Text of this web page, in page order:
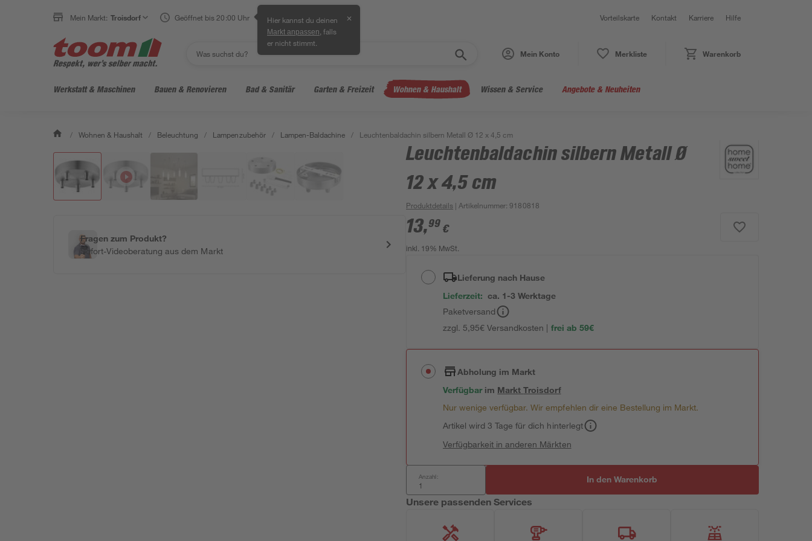
Mein Markt: Troisdorf Geöffnet bis 20:00 Uhr Hier kannst du deinen
Markt anpassen , falls
er nicht stimmt.
✕ Vorteilskarte Kontakt Karriere Hilfe
Mein Konto Merkliste Warenkorb
Werkstatt & Maschinen Bauen & Renovieren Bad & Sanitär Garten & Freizeit Wohnen & Haushalt Wissen & Service Angebote & Neuheiten
/ Wohnen & Haushalt / Beleuchtung / Lampenzubehör / Lampen-Baldachine / Leuchtenbaldachin silbern Metall Ø 12 x 4,5 cm
Fragen zum Produkt?
Sofort-Videoberatung aus dem Markt
Leuchtenbaldachin silbern Metall Ø
12 x 4,5 cm
Produktdetails | Artikelnummer:9180818
13,99 €
inkl. 19% MwSt.
Lieferung nach Hause
Lieferzeit: ca. 1-3 Werktage
Paketversand
zzgl. 5,95€ Versandkosten | frei ab 59€
Abholung im Markt
Verfügbar im MarktTroisdorf
Nur wenige verfügbar. Wir empfehlen dir eine Bestellung im Markt.
Artikel wird 3 Tage für dich hinterlegt
Verfügbarkeit in anderen Märkten
Anzahl: In den Warenkorb
Unsere passenden Services